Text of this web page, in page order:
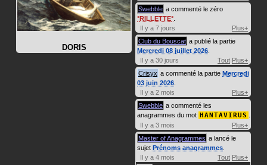
DORIS
Swebble a commenté le zéro
RILLETTE
Il y a 7 jours
Plus+
Club du Bouscat a publié la partie
Mercredi 08 juillet 2026
Il y a 30 jours
Tout Plus+
Crisyx a commenté la partie Mercredi
03 juin 2026
Il y a 2 mois
Plus+
Swebble a commenté les
anagrammes du mot HANTAVIRUS
Il y a 3 mois
Plus+
Master of Anagrammes a lancé le
sujet Prénoms anagrammes
Il y a 4 mois
Tout Plus+